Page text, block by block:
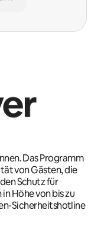
Das Programm
von Gästen, die
Schutz für
Höhe von bis zu
Sicherheitshotline